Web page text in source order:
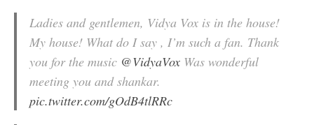
Ladies and gentlemen, Vidya Vox is in the house!
My house! What do I say , I’m such a fan. Thank
you for the music @VidyaVox Was wonderful
meeting you and shankar.
pic.twitter.com/gOdB4tlRRc